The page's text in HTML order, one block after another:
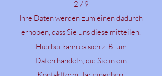
2 / 9
Ihre Daten werden zum einen dadurch
erhoben, dass Sie uns diese mitteilen.
Hierbei kann es sich z. B. um
Daten handeln, die Sie in ein